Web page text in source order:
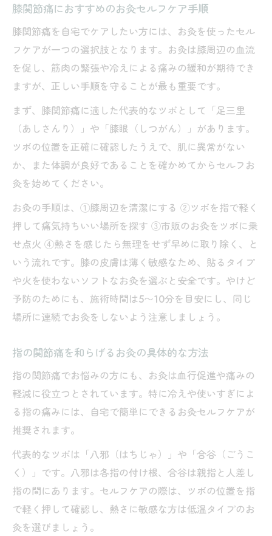
膝関節痛におすすめのお灸セルフケア手順
膝関節痛を自宅でケアしたい方には、お灸を使ったセル
フケアが一つの選択肢となります。お灸は膝周辺の血流
を促し、筋肉の緊張や冷えによる痛みの緩和が期待でき
ますが、正しい手順を守ることが最も重要です。
まず、膝関節痛に適した代表的なツボとして「足三里
（あしさんり）」や「膝眼（しつがん）」があります。
ツボの位置を正確に確認したうえで、肌に異常がない
か、また体調が良好であることを確かめてからセルフお
灸を始めてください。
お灸の手順は、①膝周辺を清潔にする ②ツボを指で軽く
押して痛気持ちいい場所を探す ③市販のお灸をツボに乗
せ点火 ④熱さを感じたら無理をせず早めに取り除く、と
いう流れです。膝の皮膚は薄く敏感なため、貼るタイプ
や火を使わないソフトなお灸を選ぶと安全です。やけど
予防のためにも、施術時間は5〜10分を目安にし、同じ
場所に連続でお灸をしないよう注意しましょう。
指の関節痛を和らげるお灸の具体的な方法
指の関節痛でお悩みの方にも、お灸は血行促進や痛みの
軽減に役立つとされています。特に冷えや使いすぎによ
る指の痛みには、自宅で簡単にできるお灸セルフケアが
推奨されます。
代表的なツボは「八邪（はちじゃ）」や「合谷（ごうこ
く）」です。八邪は各指の付け根、合谷は親指と人差し
指の間にあります。セルフケアの際は、ツボの位置を指
で軽く押して確認し、熱さに敏感な方は低温タイプのお
灸を選びましょう。